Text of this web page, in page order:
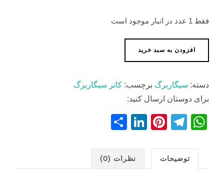
فقط 1 عدد در انبار موجود است
عدد
افزودن به سبد خرید
دسته: سیگاربرگ برچسب: کاتر سیگاربرگ
برای دوستان ارسال کنید:
W
at
T
e
Pi
er
e
Li
k
e
ar
e
توضیحات نظرات (0)